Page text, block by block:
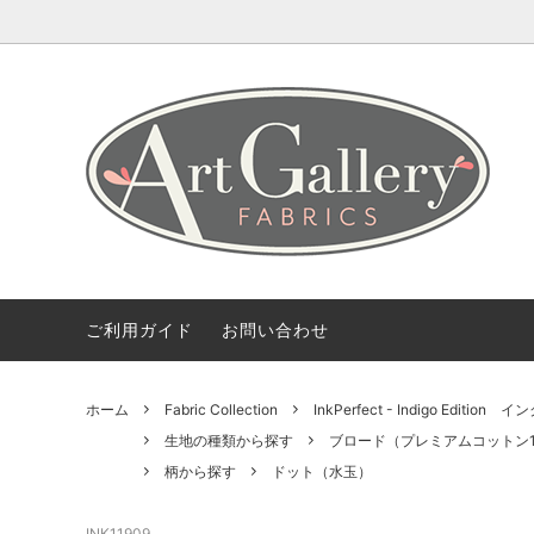
Coming Soon Fabric
Bundles(カットクロスのセット)
ART GALLERY FARICSの海外情報 【無料
デザイナー紹介
会社概要 ご利用
ご利用ガイド お問い合わせ
ホーム Fabric Collection
InkPerfect - Indigo Edition イン
生地の種類から探す
ブロード（プレミアムコットン
柄から探す
ドット（水玉）